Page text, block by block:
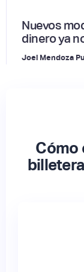
Nuevos
dinero ya
Joel Mendoza
Cómo